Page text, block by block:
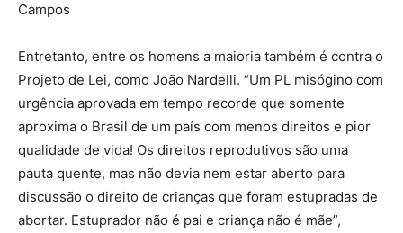
Campos
Entretanto, entre os homens a maioria também é contra o
Projeto de Lei, como João Nardelli. “Um PL misógino com
urgência aprovada em tempo recorde que somente
aproxima o Brasil de um país com menos direitos e pior
qualidade de vida! Os direitos reprodutivos são uma
pauta quente, mas não devia nem estar aberto para
discussão o direito de crianças que foram estupradas de
abortar. Estuprador não é pai e criança não é mãe”,